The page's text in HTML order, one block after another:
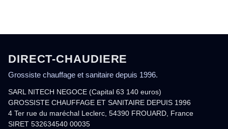
DIRECT-CHAUDIERE
Grossiste chauffage et sanitaire depuis 1996.
SARL NITECH NEGOCE (Capital 63 140 euros)
GROSSISTE CHAUFFAGE ET SANITAIRE DEPUIS 1996
4 Ter rue du maréchal Leclerc, 54390 FROUARD, France
SIRET 532634540 00035